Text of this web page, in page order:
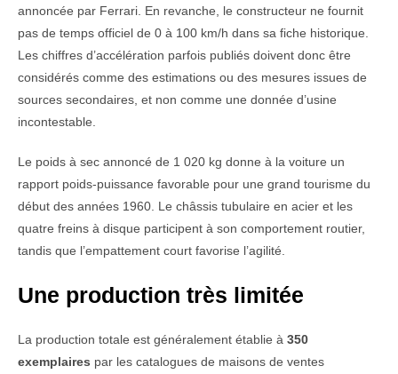
annoncée par Ferrari. En revanche, le constructeur ne fournit
pas de temps officiel de 0 à 100 km/h dans sa fiche historique.
Les chiffres d’accélération parfois publiés doivent donc être
considérés comme des estimations ou des mesures issues de
sources secondaires, et non comme une donnée d’usine
incontestable.
Le poids à sec annoncé de 1 020 kg donne à la voiture un
rapport poids-puissance favorable pour une grand tourisme du
début des années 1960. Le châssis tubulaire en acier et les
quatre freins à disque participent à son comportement routier,
tandis que l’empattement court favorise l’agilité.
Une production très limitée
La production totale est généralement établie à 350
exemplaires par les catalogues de maisons de ventes